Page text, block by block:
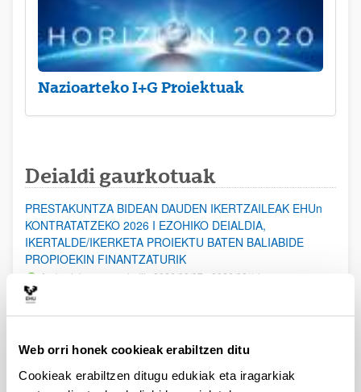
Web orri honek cookieak erabiltzen ditu
Cookieak erabiltzen ditugu edukiak eta iragarkiak
Nazioarteko I+G Proiektuak
Deialdi gaurkotuak
PRESTAKUNTZA BIDEAN DAUDEN IKERTZAILEAK EHUn
KONTRATATZEKO 2026 I EZOHIKO DEIALDIA,
IKERTALDE/IKERKETA PROIEKTU BATEN BALIABIDE
PROPIOEKIN FINANTZATURIK
Aurkezteko epea zabalik: 2026/08/07 - 2026/08/14
erosi eta berritzeko laguntzak 2026
Izapide irekia